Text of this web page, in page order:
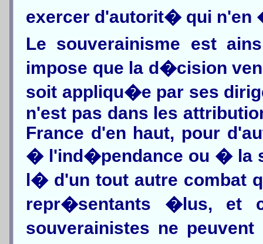
exercer d'autorit� qui
Le souverainisme est
impose que la d�cision
soit appliqu�e par ses
n'est pas dans les
France d'en haut, pour
� l'ind�pendance ou � la
l� d'un tout autre combat
repr�sentants �lus, et
souverainistes ne